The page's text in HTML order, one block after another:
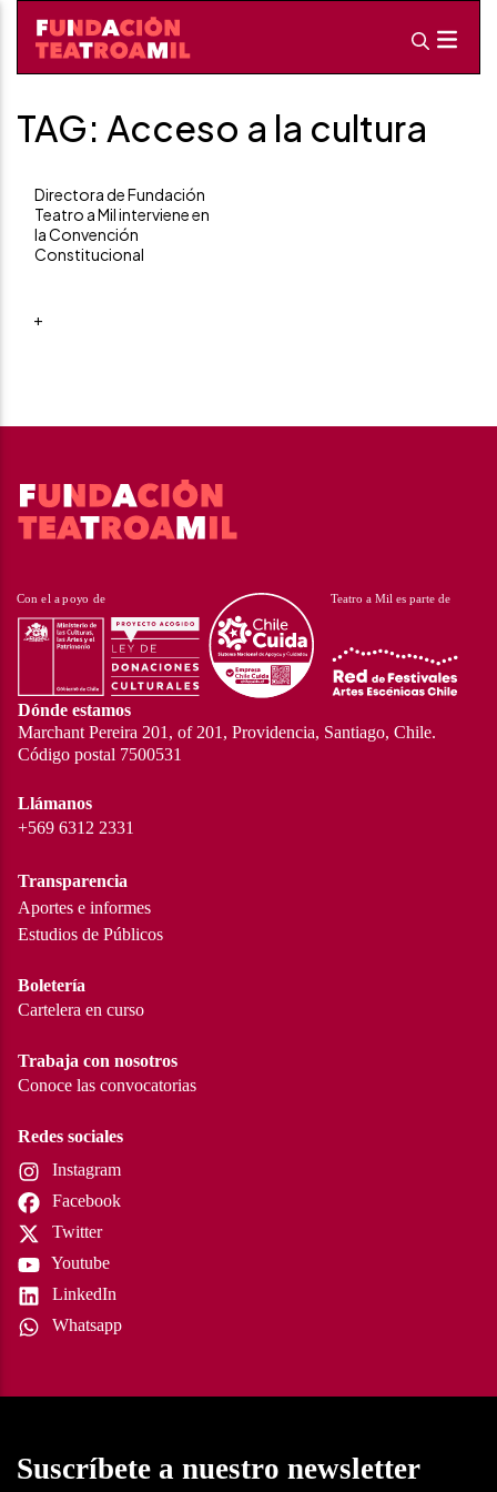
TAG: Acceso a la cultura
Directora de Fundación
Teatro a Mil interviene en
la Convención
Constitucional
+
Dónde estamos
Marchant Pereira 201, of 201, Providencia, Santiago, Chile.
Código postal 7500531
Llámanos
+569 6312 2331
Transparencia
Aportes e informes
Estudios de Públicos
Boletería
Cartelera en curso
Trabaja con nosotros
Conoce las convocatorias
Redes sociales
Instagram
Facebook
Twitter
Youtube
LinkedIn
Whatsapp
Suscríbete a nuestro newsletter